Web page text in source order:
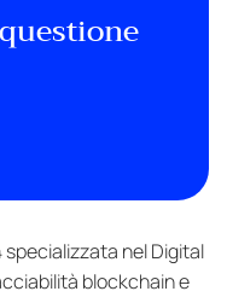
specializzata nel Digital
blockchain e